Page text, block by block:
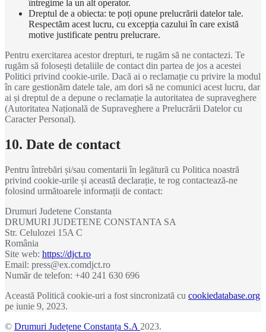
întregime la un alt operator.
Dreptul de a obiecta: te poți opune prelucrării datelor tale.
Respectăm acest lucru, cu excepția cazului în care există
motive justificate pentru prelucrare.
Pentru exercitarea acestor drepturi, te rugăm să ne contactezi. Te
rugăm să folosești detaliile de contact din partea de jos a acestei
Politici privind cookie-urile. Dacă ai o reclamație cu privire la modul
în care gestionăm datele tale, am dori să ne comunici acest lucru, dar
ai și dreptul de a depune o reclamație la autoritatea de supraveghere
(Autoritatea Națională de Supraveghere a Prelucrării Datelor cu
Caracter Personal).
10. Date de contact
Pentru întrebări și/sau comentarii în legătură cu Politica noastră
privind cookie-urile și această declarație, te rog contactează-ne
folosind următoarele informații de contact:
Drumuri Judetene Constanta
DRUMURI JUDETENE CONSTANTA SA
Str. Celulozei 15A C
România
Site web: https://djct.ro
Email: press@ex.comdjct.ro
Număr de telefon: +40 241 630 696
Această Politică cookie-uri a fost sincronizată cu cookiedatabase.org
pe iunie 9, 2023.
© Drumuri Județene Constanța S.A 2023.